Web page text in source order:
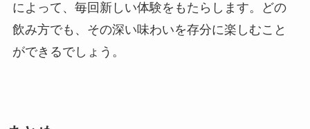
によって、毎回新しい体験をもたらします。どの
飲み方でも、その深い味わいを存分に楽しむこと
ができるでしょう。